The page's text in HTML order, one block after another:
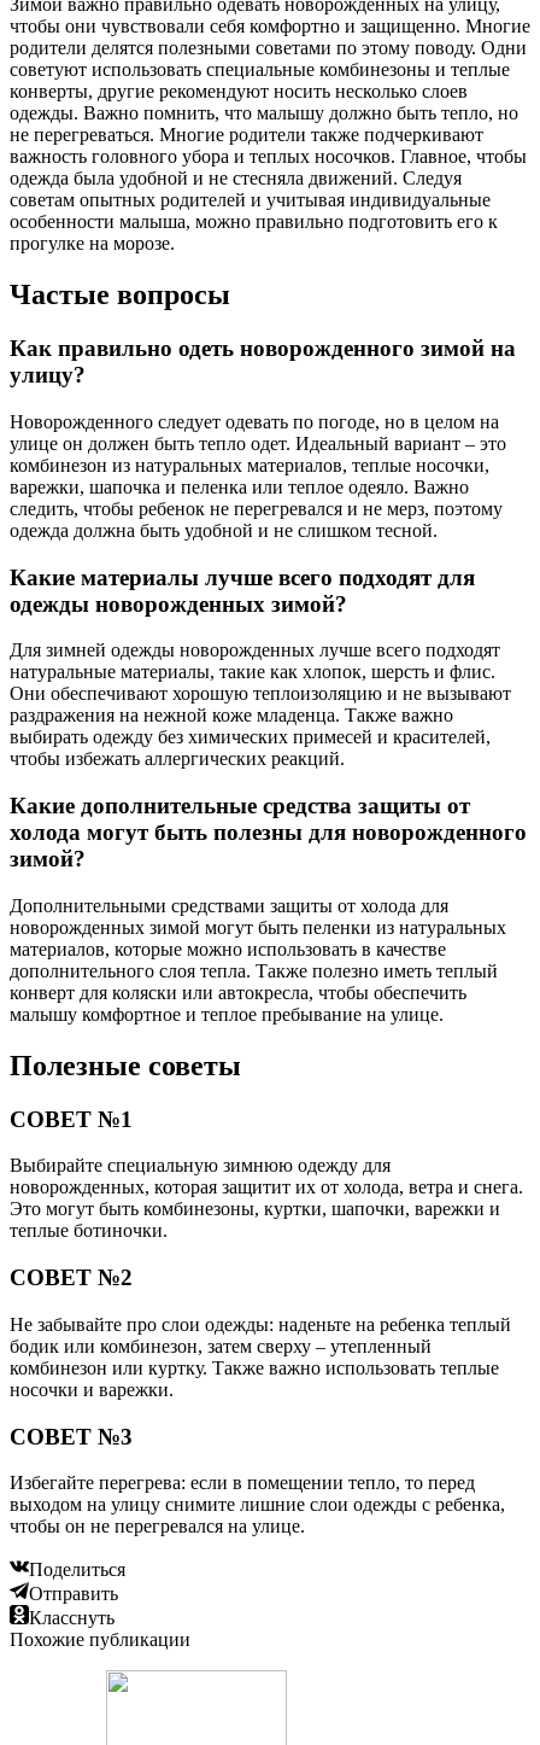
Зимой важно правильно одевать новорожденных на улицу,
чтобы они чувствовали себя комфортно и защищенно. Многие
родители делятся полезными советами по этому поводу. Одни
советуют использовать специальные комбинезоны и теплые
конверты, другие рекомендуют носить несколько слоев
одежды. Важно помнить, что малышу должно быть тепло, но
не перегреваться. Многие родители также подчеркивают
важность головного убора и теплых носочков. Главное, чтобы
одежда была удобной и не стесняла движений. Следуя
советам опытных родителей и учитывая индивидуальные
особенности малыша, можно правильно подготовить его к
прогулке на морозе.
Частые вопросы
Как правильно одеть новорожденного зимой на
улицу?
Новорожденного следует одевать по погоде, но в целом на
улице он должен быть тепло одет. Идеальный вариант – это
комбинезон из натуральных материалов, теплые носочки,
варежки, шапочка и пеленка или теплое одеяло. Важно
следить, чтобы ребенок не перегревался и не мерз, поэтому
одежда должна быть удобной и не слишком тесной.
Какие материалы лучше всего подходят для
одежды новорожденных зимой?
Для зимней одежды новорожденных лучше всего подходят
натуральные материалы, такие как хлопок, шерсть и флис.
Они обеспечивают хорошую теплоизоляцию и не вызывают
раздражения на нежной коже младенца. Также важно
выбирать одежду без химических примесей и красителей,
чтобы избежать аллергических реакций.
Какие дополнительные средства защиты от
холода могут быть полезны для новорожденного
зимой?
Дополнительными средствами защиты от холода для
новорожденных зимой могут быть пеленки из натуральных
материалов, которые можно использовать в качестве
дополнительного слоя тепла. Также полезно иметь теплый
конверт для коляски или автокресла, чтобы обеспечить
малышу комфортное и теплое пребывание на улице.
Полезные советы
СОВЕТ №1
Выбирайте специальную зимнюю одежду для
новорожденных, которая защитит их от холода, ветра и снега.
Это могут быть комбинезоны, куртки, шапочки, варежки и
теплые ботиночки.
СОВЕТ №2
Не забывайте про слои одежды: наденьте на ребенка теплый
бодик или комбинезон, затем сверху – утепленный
комбинезон или куртку. Также важно использовать теплые
носочки и варежки.
СОВЕТ №3
Избегайте перегрева: если в помещении тепло, то перед
выходом на улицу снимите лишние слои одежды с ребенка,
чтобы он не перегревался на улице.
Поделиться
Отправить
Класснуть
Похожие публикации